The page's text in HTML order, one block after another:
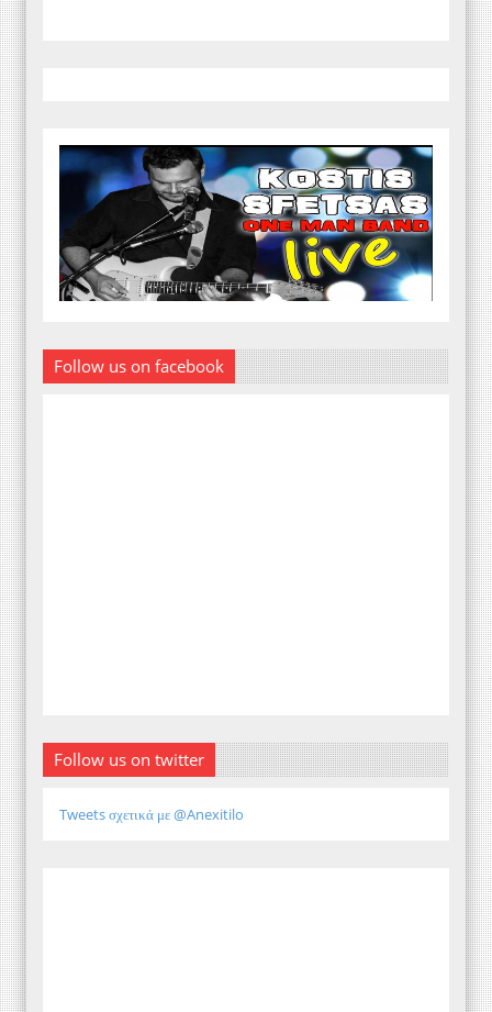
Follow us on facebook
Follow us on twitter
Tweets σχετικά με @Anexitilo